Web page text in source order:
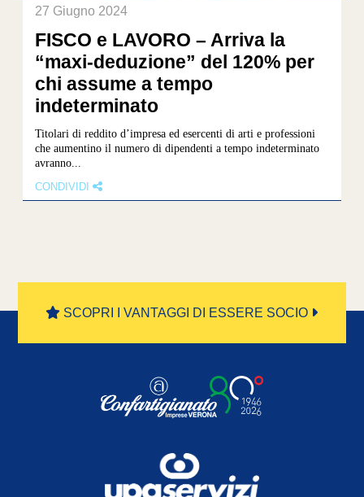
27 Giugno 2024
FISCO e LAVORO – Arriva la
“maxi-deduzione” del 120% per
chi assume a tempo
indeterminato
Titolari di reddito d’impresa ed esercenti di arti e professioni
che aumentino il numero di dipendenti a tempo indeterminato
avranno...
CONDIVIDI
SCOPRI I VANTAGGI DI ESSERE SOCIO